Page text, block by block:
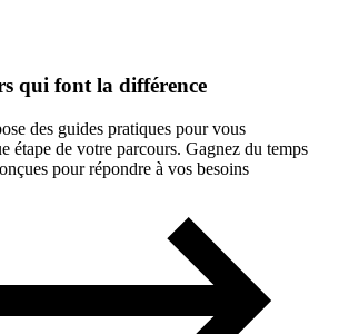
qui font la différence
des guides pratiques pour vous
étape de votre parcours. Gagnez du temps
pour répondre à vos besoins